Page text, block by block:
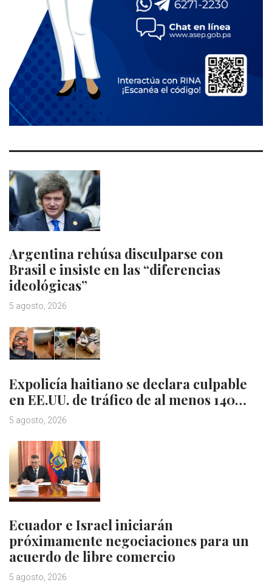
Argentina rehúsa disculparse con
Brasil e insiste en las “diferencias
ideológicas”
5 agosto, 2026
Expolicía haitiano se declara culpable
en EE.UU. de tráfico de al menos 140…
5 agosto, 2026
Ecuador e Israel iniciarán
próximamente negociaciones para un
acuerdo de libre comercio
5 agosto, 2026